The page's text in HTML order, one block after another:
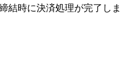
結時に決済処理が完了しま